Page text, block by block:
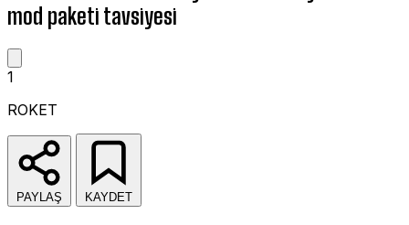
mod paketi tavsiyesi
1
ROKET
PAYLAŞ KAYDET